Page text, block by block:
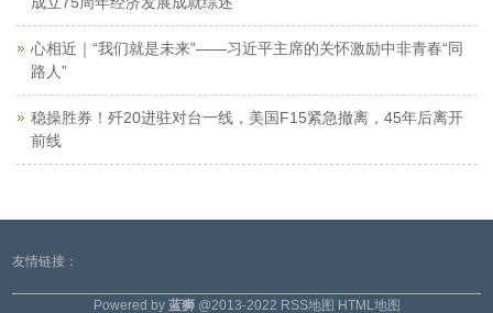
心相近｜“我们就是未来”——习近平主席的关怀激励中非青春“同
路人”
稳操胜券！歼20进驻对台一线，美国F15紧急撤离，45年后离开
前线
友情链接：
Powered by 蓝狮@2013-2022 RSS地图 HTML地图